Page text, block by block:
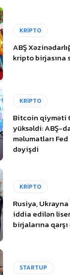
KRİPTO
ABŞ
kripto birjasına
KRİPTO
Bitcoin qiyməti
yüksəldi: ABŞ-
məlumatları
dəyişdi
KRİPTO
Rusiya,
iddia edilən
birjalarına
STARTUP